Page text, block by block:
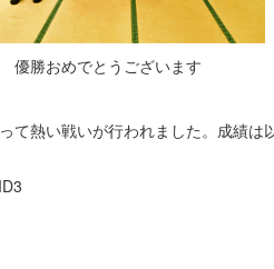
優勝おめでとうございます
熱い戦いが行われました。成績は